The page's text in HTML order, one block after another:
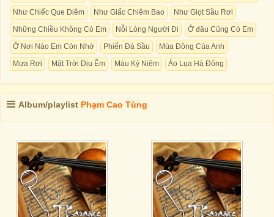
Như Chiếc Que Diêm
Như Giấc Chiêm Bao
Như Giọt Sầu Rơi
Những Chiều Không Có Em
Nỗi Lòng Người Đi
Ở đâu Cũng Có Em
Ở Nơi Nào Em Còn Nhớ
Phiến Đá Sầu
Mùa Đông Của Anh
Mưa Rơi
Mặt Trời Dịu Êm Màu Kỷ Niệm Áo Lụa Hà Đông
Album/playlist Phạm Cao Tùng